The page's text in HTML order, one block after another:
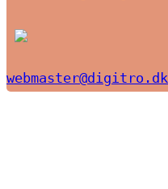
webmaster@digitro.dk